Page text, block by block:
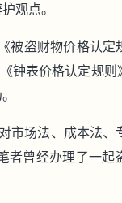
观点。
盗财物价格认定
钟表价格认定规则
场法、成本法、
者曾经办理了一起